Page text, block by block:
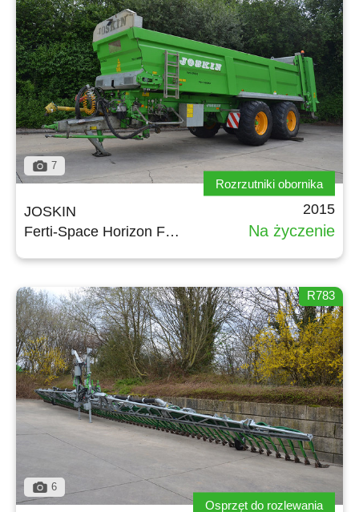
7
JOSKIN
Ferti-Space Horizon FS7011/20BU
Rozrzutniki obornika
2015
Na życzenie
6
R783
Osprzęt do rozlewania